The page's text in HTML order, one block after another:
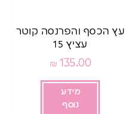
עץ הכסף והפרנסה קוטר
עציץ 15
135.00
₪
מידע
נוסף